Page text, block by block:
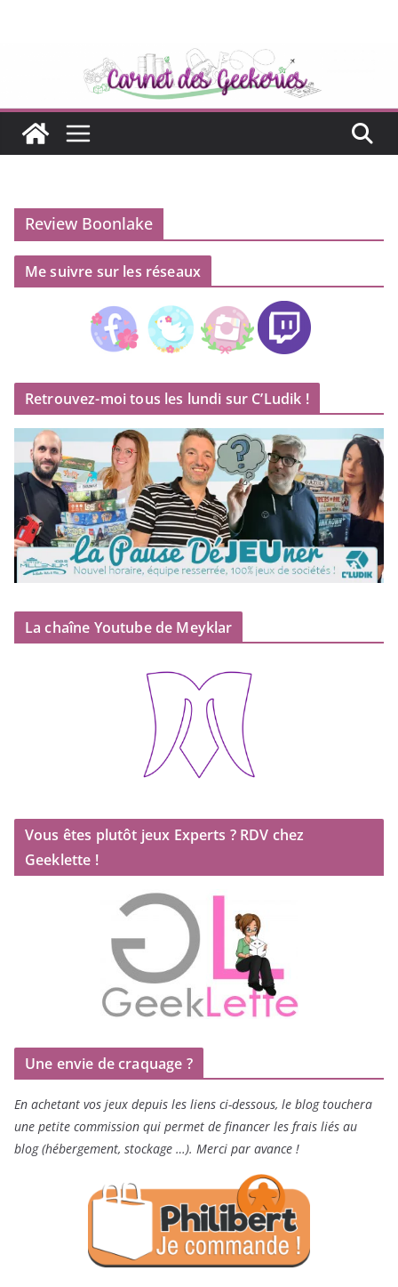
Review Boonlake
Me suivre sur les réseaux
Retrouvez-moi tous les lundi sur C’Ludik !
La chaîne Youtube de Meyklar
Vous êtes plutôt jeux Experts ? RDV chez
Geeklette !
Une envie de craquage ?
En achetant vos jeux depuis les liens ci-dessous, le blog touchera
une petite commission qui permet de financer les frais liés au
blog (hébergement, stockage …). Merci par avance !